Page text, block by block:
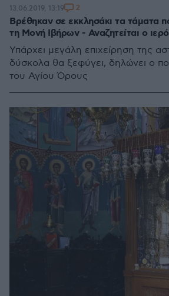
Βρέθηκαν σε εκκλησάκι τα τάματα
τη Μονή Ιβήρων - Αναζητείται ο
Υπάρχει μεγάλη επιχείρηση της
δύσκολα θα ξεφύγει, δηλώνει ο
του Αγίου Όρους
13.06.2019, 13:19 2